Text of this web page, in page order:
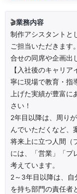
🎬業務内容
制作アシスタントと
ご担当いただきます
合せの同席や企画出
【入社後のキャリ
寧に現場で教育・指
上げた実績が豊富
さい！
2年目以降は、周り
んでいただくなど、
将来上に立つ人間（
には、「営業」「プ
考えています。
2～3年目以降は、自
を持ち部門の責任者